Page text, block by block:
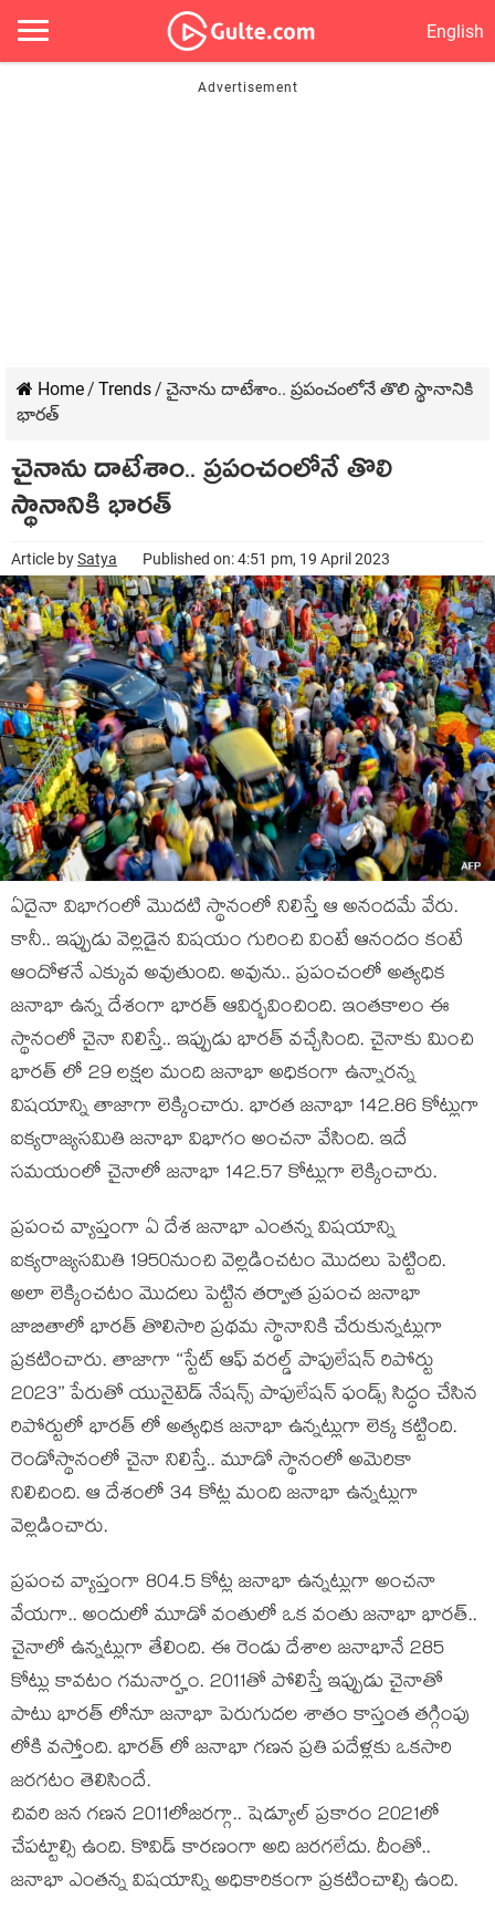
English
Home/ Trends/ చైనాను దాటేశాం.. ప్రపంచంలోనే తొలి స్థానానికి
భారత్
చైనాను దాటేశాం.. ప్రపంచంలోనే తొలి
స్థానానికి భారత్
Article bySatya Published on: 4:51 pm, 19 April 2023
ఏదైనా విభాగంలో మొదటి స్థానంలో నిలిస్తే ఆ అనందమే వేరు.
కానీ.. ఇప్పుడు వెల్లడైన విషయం గురించి వింటే ఆనందం కంటే
ఆందోళనే ఎక్కువ అవుతుంది. అవును.. ప్రపంచంలో అత్యధిక
జనాభా ఉన్న దేశంగా భారత్ ఆవిర్భవించింది. ఇంతకాలం ఈ
స్థానంలో చైనా నిలిస్తే.. ఇప్పుడు భారత్ వచ్చేసింది. చైనాకు మించి
భారత్ లో 29 లక్షల మంది జనాభా అధికంగా ఉన్నారన్న
విషయాన్ని తాజాగా లెక్కించారు. భారత జనాభా 142.86 కోట్లుగా
ఐక్యరాజ్యసమితి జనాభా విభాగం అంచనా వేసింది. ఇదే
సమయంలో చైనాలో జనాభా 142.57 కోట్లుగా లెక్కించారు.
ప్రపంచ వ్యాప్తంగా ఏ దేశ జనాభా ఎంతన్న విషయాన్ని
ఐక్యరాజ్యసమితి 1950నుంచి వెల్లడించటం మొదలు పెట్టింది.
అలా లెక్కించటం మొదలు పెట్టిన తర్వాత ప్రపంచ జనాభా
జాబితాలో భారత్ తొలిసారి ప్రథమ స్థానానికి చేరుకున్నట్లుగా
ప్రకటించారు. తాజాగా ‘‘స్టేట్ ఆఫ్ వరల్డ్ పాపులేషన్ రిపోర్టు
2023’’ పేరుతో యునైటెడ్ నేషన్స్ పాపులేషన్ ఫండ్స్ సిద్ధం చేసిన
రిపోర్టులో భారత్ లో అత్యధిక జనాభా ఉన్నట్లుగా లెక్క కట్టింది.
రెండోస్థానంలో చైనా నిలిస్తే.. మూడో స్థానంలో అమెరికా
నిలిచింది. ఆ దేశంలో 34 కోట్ల మంది జనాభా ఉన్నట్లుగా
వెల్లడించారు.
ప్రపంచ వ్యాప్తంగా 804.5 కోట్ల జనాభా ఉన్నట్లుగా అంచనా
వేయగా.. అందులో మూడో వంతులో ఒక వంతు జనాభా భారత్..
చైనాలో ఉన్నట్లుగా తేలింది. ఈ రెండు దేశాల జనాభానే 285
కోట్లు కావటం గమనార్హం. 2011తో పోలిస్తే ఇప్పుడు చైనాతో
పాటు భారత్ లోనూ జనాభా పెరుగుదల శాతం కాస్తంత తగ్గింపు
లోకి వస్తోంది. భారత్ లో జనాభా గణన ప్రతి పదేళ్లకు ఒకసారి
జరగటం తెలిసిందే.
చివరి జన గణన 2011లోజరగ్గా.. షెడ్యూల్ ప్రకారం 2021లో
చేపట్టాల్సి ఉంది. కొవిడ్ కారణంగా అది జరగలేదు. దీంతో..
జనాభా ఎంతన్న విషయాన్ని అధికారికంగా ప్రకటించాల్సి ఉంది.